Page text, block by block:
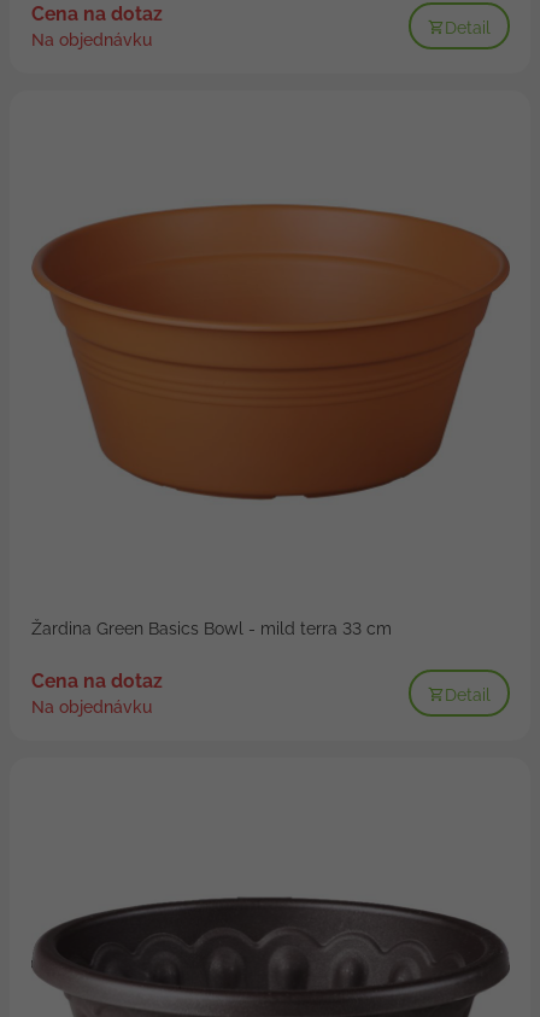
Cena na dotaz
Na objednávku
Detail
Žardina Green Basics Bowl - mild terra 33 cm
Cena na dotaz
Na objednávku
Detail